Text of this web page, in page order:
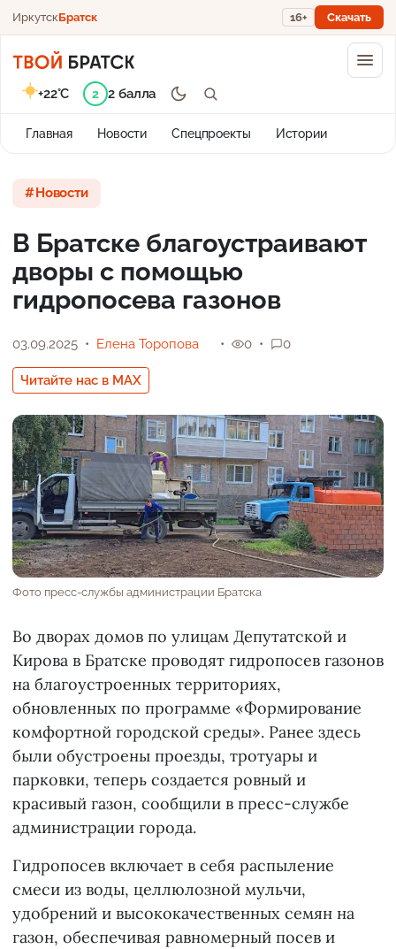
ИркутскБратск 16+ Скачать
Главная Новости Спецпроекты Истории
+22°C 2 2 балла
Новости
В Братске благоустраивают
дворы с помощью
гидропосева газонов
03.09.2025 Елена Торопова
Читайте нас в MAX
0 0
Фото пресс-службы администрации Братска
Во дворах домов по улицам Депутатской и
Кирова в Братске проводят гидропосев газонов
на благоустроенных территориях,
обновленных по программе «Формирование
комфортной городской среды». Ранее здесь
были обустроены проезды, тротуары и
парковки, теперь создается ровный и
красивый газон, сообщили в пресс-службе
администрации города.
Гидропосев включает в себя распыление
смеси из воды, целлюлозной мульчи,
удобрений и высококачественных семян на
газон, обеспечивая равномерный посев и